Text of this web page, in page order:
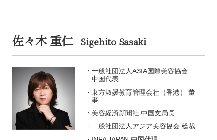
佐々木 重仁 Sigehito Sasaki
一般社団法人ASIA国際美容協会
中国代表
東方淑媛教育管理会社（香港） 董
事
美容経済新聞社 中国支局長
一般社団法人アジア美容協会 総裁